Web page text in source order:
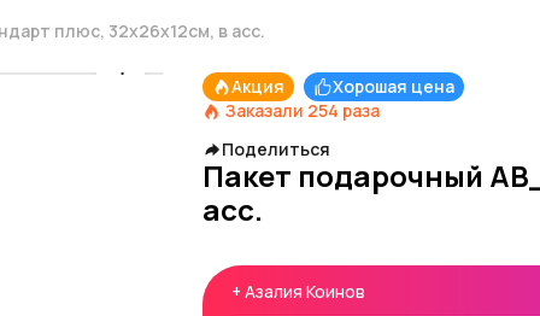
плюс, 32х26х12см, в асс.
Акция
Хорошая цена
Заказали 254 раза
Поделиться
Пакет подарочный
асс.
+ Азалия Коинов